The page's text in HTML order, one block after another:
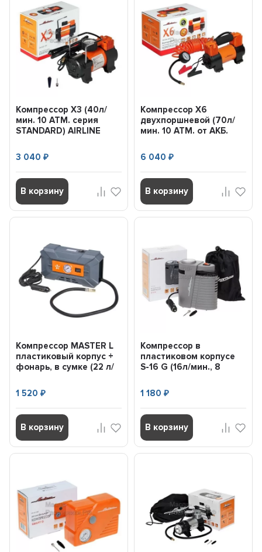
Компрессор X3 (40л/
мин. 10 АТМ. серия
STANDARD) AIRLINE
3 040₽
В корзину
Компрессор X6
двухпоршневой (70л/
мин. 10 АТМ. от АКБ.
AIRLINE...
6 040 ₽
В корзину
Компрессор MASTER L
пластиковый корпус +
фонарь, в сумке (22 л/
1 520₽
В корзину
Компрессор в
пластиковом корпусе
S-16 G (16л/мин., 8
CA01609G
1 180 ₽
В корзину